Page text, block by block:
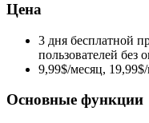
Цена
3 дня бесплатной
пользователей без
9,99$/месяц,
Основные функции